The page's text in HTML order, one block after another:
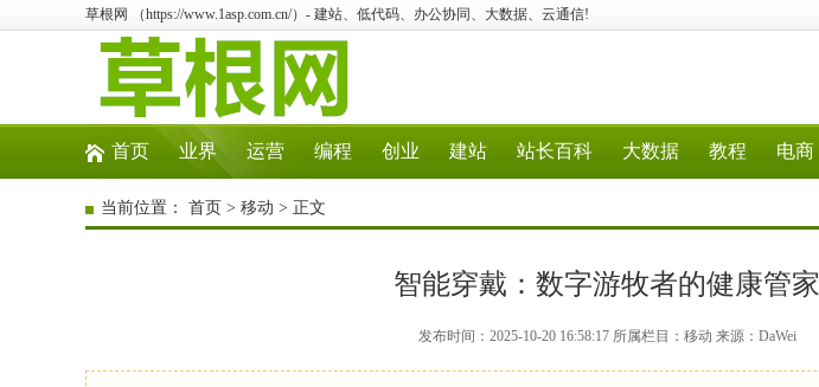
草根网 （https://www.1asp.com.cn/）- 建站、低代码、办公协同、大数据、云通信!
首页 业界 运营 编程 创业 建站 站长百科 大数据 教程 电商
当前位置： 首页 > 移动 > 正文
智能穿戴：数字游牧者的健康管家
发布时间：2025-10-20 16:58:17 所属栏目：移动 来源：DaWei